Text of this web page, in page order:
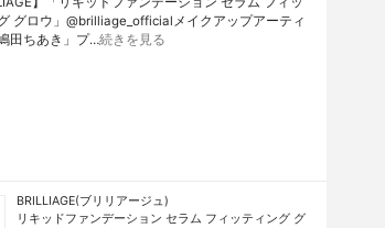
グロウ」@brilliage_officialメイクアップアーティ
田ちあき」プ…続きを見る
BRILLIAGE(ブリリアージュ)
リキッドファンデーション セラム フィッティング グ